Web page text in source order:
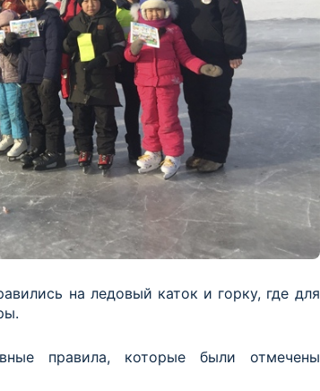
на ледовый каток и горку, где для
правила, которые были отмечены